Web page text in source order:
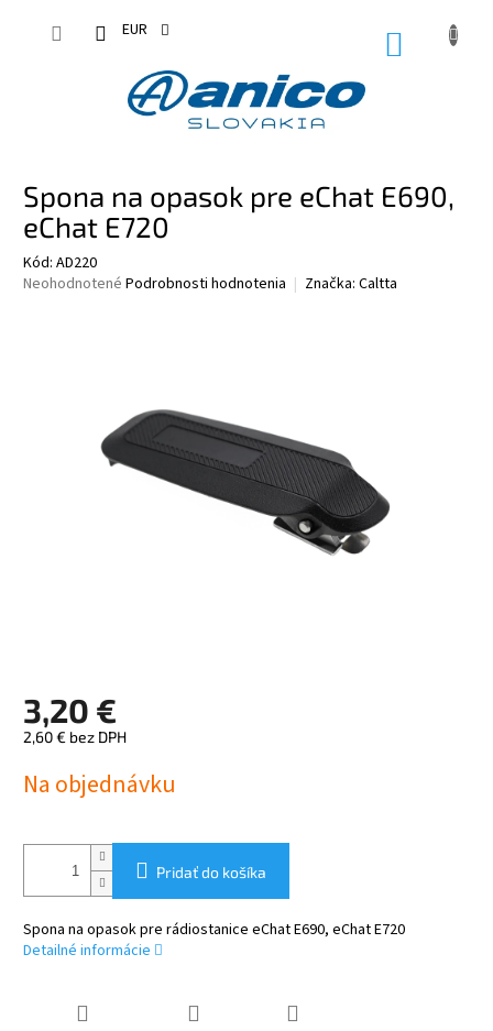
EUR
Spona na opasok pre eChat E690,
eChat E720
Kód: AD220
Priemerné
Neohodnotené Podrobnosti hodnotenia Značka: Caltta
3,20 €
2,60 € bez DPH
cena:
Na objednávku
Pridať do košíka
Spona na opasok pre rádiostanice eChat E690, eChat E720
Detailné informácie